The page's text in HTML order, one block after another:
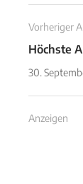
Vorheriger
Höchste
30.
Anzeigen